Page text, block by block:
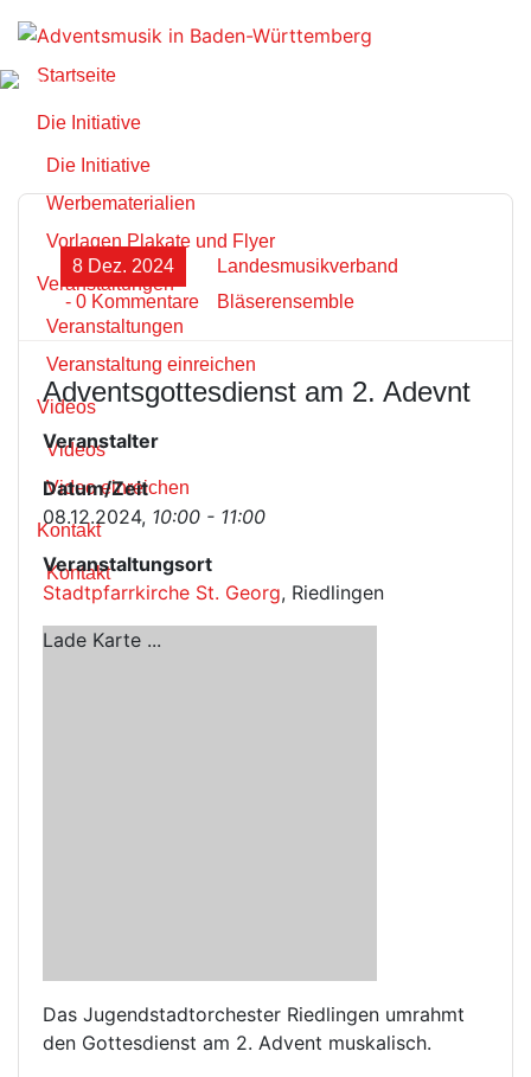
Inhalt
springenStartseite
Die Initiative
Die Initiative
Werbematerialien
Vorlagen Plakate und Flyer
Veranstaltungen
Veranstaltungen
Veranstaltung einreichen
Videos
Videos
Video einreichen
Kontakt
Kontakt
8 Dez. 2024
Landesmusikverband
- 0 Kommentare
Bläserensemble
Adventsgottesdienst am 2. Adevnt
Veranstalter
Datum/Zeit
08.12.2024, 10:00 - 11:00
Veranstaltungsort
Stadtpfarrkirche St. Georg, Riedlingen
Lade Karte ...
Das Jugendstadtorchester Riedlingen umrahmt
den Gottesdienst am 2. Advent muskalisch.